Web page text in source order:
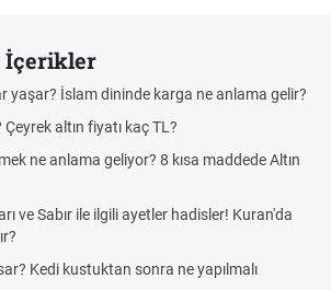
İçerikler
yaşar? İslam dininde karga ne anlama gelir?
altın fiyatı kaç TL?
ne anlama geliyor? 8 kısa maddede Altın
ve Sabır ile ilgili ayetler hadisler! Kuran'da
Kedi kustuktan sonra ne yapılmalı